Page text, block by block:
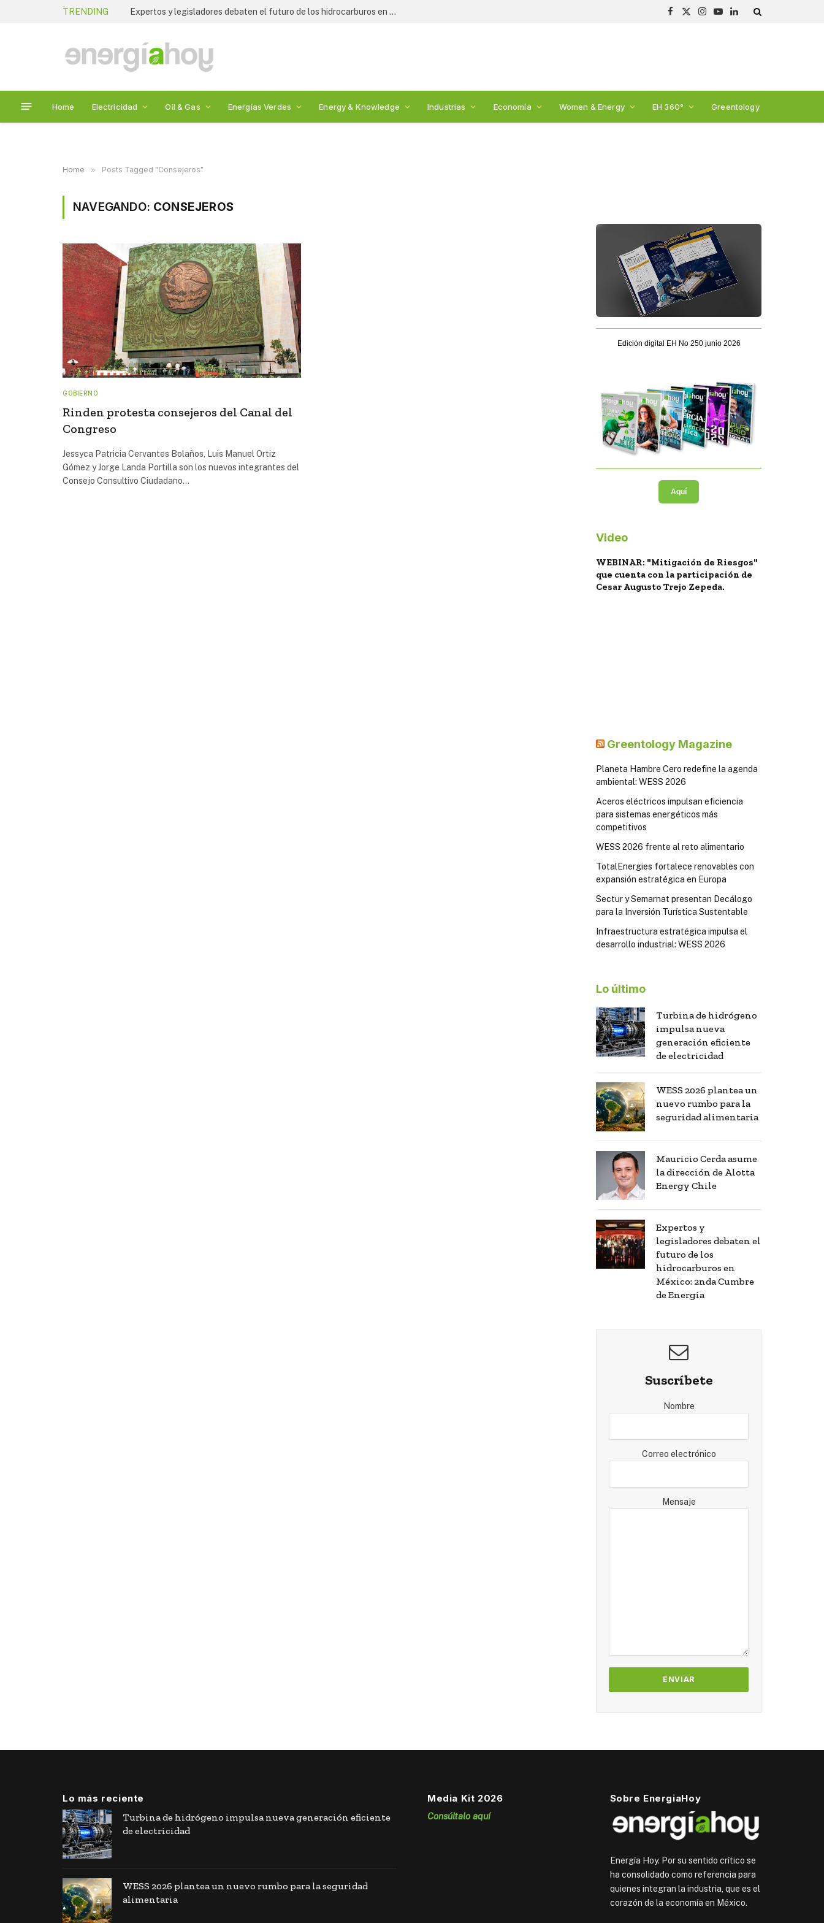
TRENDING Expertos y legisladores debaten el futuro de los hidrocarburos en México: 2nda Cumbre de Energía
Facebook
X
Instagram
YouTubeLinkedIn
Home Electricidad Oil & Gas Energías Verdes Energy & Knowledge Industrias Economía Women & Energy EH 360° Greentology
Home » Posts Tagged "Consejeros"
NAVEGANDO: CONSEJEROS
GOBIERNO
Rinden protesta consejeros del Canal del
Congreso
Jessyca Patricia Cervantes Bolaños, Luis Manuel Ortiz
Gómez y Jorge Landa Portilla son los nuevos integrantes del
Consejo Consultivo Ciudadano…
Edición digital EH No 250 junio 2026
Aquí
Video
WEBINAR: "Mitigación de Riesgos"
que cuenta con la participación de
Cesar Augusto Trejo Zepeda.
Greentology Magazine
Planeta Hambre Cero redefine la agenda
ambiental: WESS 2026
Aceros eléctricos impulsan eficiencia
para sistemas energéticos más
competitivos
WESS 2026 frente al reto alimentario
TotalEnergies fortalece renovables con
expansión estratégica en Europa
Sectur y Semarnat presentan Decálogo
para la Inversión Turística Sustentable
Infraestructura estratégica impulsa el
desarrollo industrial: WESS 2026
Lo último
Turbina de hidrógeno
impulsa nueva
generación eficiente
de electricidad
WESS 2026 plantea un
nuevo rumbo para la
seguridad alimentaria
Mauricio Cerda asume
la dirección de Alotta
Energy Chile
Expertos y
legisladores debaten el
futuro de los
hidrocarburos en
México: 2nda Cumbre
de Energía
Suscríbete
Nombre
Correo electrónico
Mensaje
Lo más reciente
Turbina de hidrógeno impulsa nueva generación eficiente
de electricidad
WESS 2026 plantea un nuevo rumbo para la seguridad
alimentaria
Media Kit 2026
Consúltalo aquí
Sobre EnergiaHoy
Energía Hoy. Por su sentido crítico se
ha consolidado como referencia para
quienes integran la industria, que es el
corazón de la economía en México.